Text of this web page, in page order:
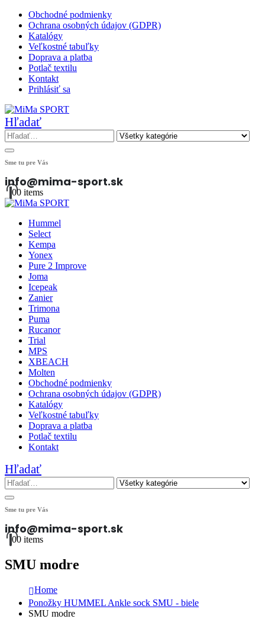
Obchodné podmienky
Ochrana osobných údajov (GDPR)
Katalógy
Veľkostné tabuľky
Doprava a platba
Potlač textilu
Kontakt
Prihlásiť sa
Hľadať
Sme tu pre Vás
info@mima-sport.sk
00 items
Hummel
Select
Kempa
Yonex
Pure 2 Improve
Joma
Icepeak
Zanier
Trimona
Puma
Rucanor
Trial
MPS
XBEACH
Molten
Obchodné podmienky
Ochrana osobných údajov (GDPR)
Katalógy
Veľkostné tabuľky
Doprava a platba
Potlač textilu
Kontakt
Hľadať
Sme tu pre Vás
info@mima-sport.sk
00 items
SMU modre
Home
Ponožky HUMMEL Ankle sock SMU - biele
SMU modre